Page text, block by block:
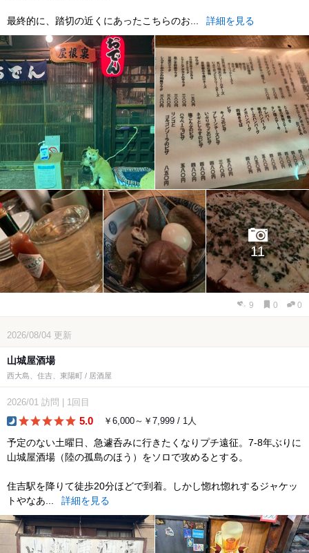
最終的に、踏切の近くにあったこちらのお... 詳細を見る
11
9 0 0
2026/08/04 更新
山城屋酒場
西大島、住吉、東陽町 / 居酒屋
2026/01 訪問 1回目
5.0 ￥6,000～￥7,999 / 1人
予定のない土曜日、急遽呑みに行きたくなりプチ遠征。7-8年ぶりに
山城屋酒場（陸の孤島のほう）をソロで攻めるとする。
住吉駅を降りて徒歩20分ほどで到着。しかし惚れ惚れするジャケッ
トやなあ...
詳細を見る